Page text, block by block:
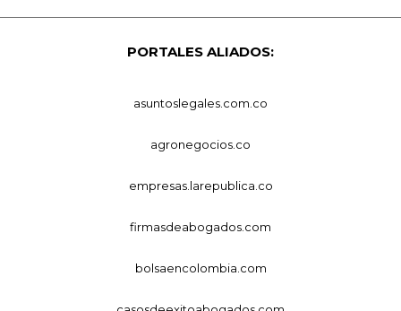
PORTALES ALIADOS:
asuntoslegales.com.co
agronegocios.co
empresas.larepublica.co
firmasdeabogados.com
bolsaencolombia.com